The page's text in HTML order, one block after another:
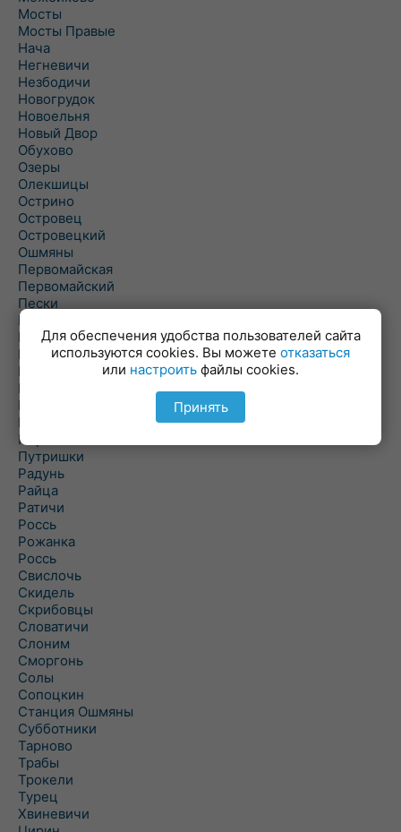
Мосты
Мосты Правые
Нача
Негневичи
Незбодичи
Новогрудок
Новоельня
Новый Двор
Обухово
Озеры
Олекшицы
Острино
Островец
Островецкий
Ошмяны
Первомайская
Первомайский
Пески
Петревичи
Погородно
Пограничный
Подлабенье
Подольцы
Подороск
Поречье
Порозово
Путришки
Радунь
Райца
Ратичи
Роcсь
Рожанка
Россь
Свислочь
Скидель
Скрибовцы
Словатичи
Слоним
Сморгонь
Солы
Сопоцкин
Станция Ошмяны
Субботники
Тарново
Трабы
Трокели
Турец
Хвиневичи
Для обеспечения удобства пользователей сайта
используются cookies. Вы можете отказаться
или настроить файлы cookies.
Принять